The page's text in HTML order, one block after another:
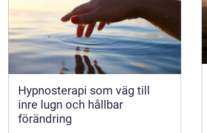
Hypnosterapi som väg till
inre lugn och hållbar
förändring